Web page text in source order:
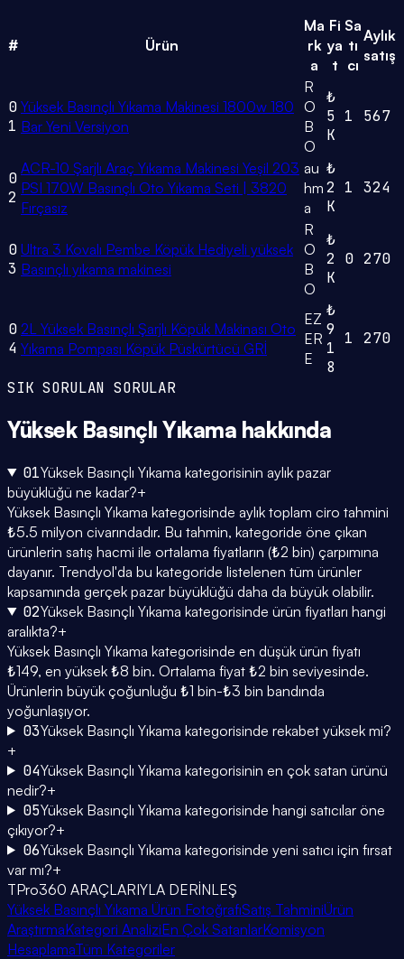
# Ürün
Ma
rk
a
Fi
ya
t
Sa
tı
cı
Aylık
satış
0
1
Yüksek Basınçlı Yıkama Makinesi 1800w 180
Bar Yeni Versiyon
R
O
B
O
₺
5
K
1 567
0
2
ACR-10 Şarjlı Araç Yıkama Makinesi Yeşil 203
PSI 170W Basınçlı Oto Yıkama Seti | 3820
Fırçasız
au
hm
a
₺
2
K
1 324
0
3
Ultra 3 Kovalı Pembe Köpük Hediyeli yüksek
Basınçlı yıkama makinesi
R
O
B
O
₺
2
K
0 270
0
4
2L Yüksek Basınçlı Şarjlı Köpük Makinası Oto
Yıkama Pompası Köpük Püskürtücü GRİ
EZ
ER
E
₺
9
1
8
1 270
SIK SORULAN SORULAR
Yüksek Basınçlı Yıkama hakkında
01Yüksek Basınçlı Yıkama kategorisinin aylık pazar
büyüklüğü ne kadar?+
Yüksek Basınçlı Yıkama kategorisinde aylık toplam ciro tahmini
₺5.5 milyon civarındadır. Bu tahmin, kategoride öne çıkan
ürünlerin satış hacmi ile ortalama fiyatların (₺2 bin) çarpımına
dayanır. Trendyol'da bu kategoride listelenen tüm ürünler
kapsamında gerçek pazar büyüklüğü daha da büyük olabilir.
02Yüksek Basınçlı Yıkama kategorisinde ürün fiyatları hangi
aralıkta?+
Yüksek Basınçlı Yıkama kategorisinde en düşük ürün fiyatı
₺149, en yüksek ₺8 bin. Ortalama fiyat ₺2 bin seviyesinde.
Ürünlerin büyük çoğunluğu ₺1 bin-₺3 bin bandında
yoğunlaşıyor.
03Yüksek Basınçlı Yıkama kategorisinde rekabet yüksek mi?
+
04Yüksek Basınçlı Yıkama kategorisinin en çok satan ürünü
nedir?+
05Yüksek Basınçlı Yıkama kategorisinde hangi satıcılar öne
çıkıyor?+
06Yüksek Basınçlı Yıkama kategorisinde yeni satıcı için fırsat
var mı?+
TPro360 ARAÇLARIYLA DERİNLEŞ
Yüksek Basınçlı Yıkama Ürün FotoğrafıSatış TahminiÜrün
AraştırmaKategori AnaliziEn Çok SatanlarKomisyon
HesaplamaTüm Kategoriler